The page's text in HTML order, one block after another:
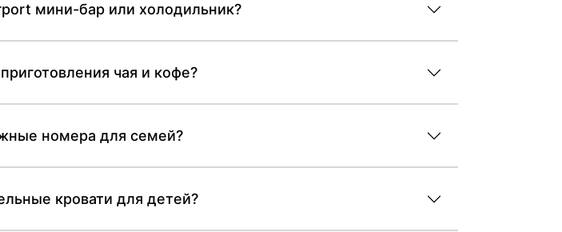
мини-бар или холодильник?
чая и кофе?
номера для семей?
кровати для детей?